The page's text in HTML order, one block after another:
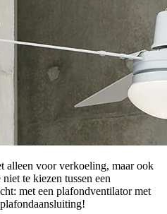
alleen voor verkoeling, maar ook
te kiezen tussen een
met een plafondventilator met